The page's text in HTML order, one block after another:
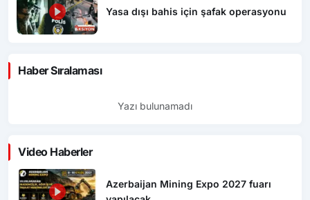
Yasa dışı bahis için şafak operasyonu
Haber Sıralaması
Yazı bulunamadı
Video Haberler
Azerbaijan Mining Expo 2027 fuarı